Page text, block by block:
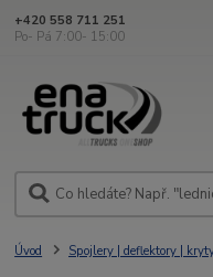
+420 558 711 251
Po- Pá 7:00- 15:00
Úvod Spojlery | deflektory |